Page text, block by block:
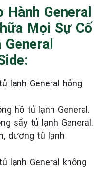
Hành General
Mọi Sự Cố
General
lạnh General hỏng
hồ tủ lạnh General.
sấy tủ lạnh General.
dương tủ lạnh
lạnh General không